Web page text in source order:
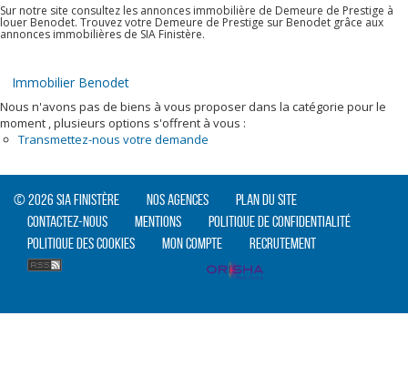
Sur notre site consultez les annonces immobilière de Demeure de Prestige à
louer Benodet. Trouvez votre Demeure de Prestige sur Benodet grâce aux
annonces immobilières de SIA Finistère.
Immobilier Benodet
Nous n'avons pas de biens à vous proposer dans la catégorie pour le
moment , plusieurs options s'offrent à vous :
Transmettez-nous votre demande
© 2026 SIA Finistère Nos agences
Plan du site
Contactez-nous
Mentions
Politique de confidentialité
Politique des cookies
Mon compte Recrutement